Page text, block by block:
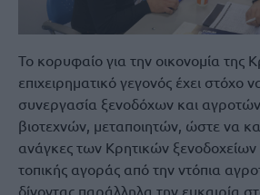
Το κορυφαίο για την οικονομία της
επιχειρηματικό γεγονός έχει στόχο
συνεργασία ξενοδόχων και
βιοτεχνών, μεταποιητών, ώστε να
ανάγκες των Κρητικών ξενοδοχείων
τοπικής αγοράς από την ντόπια
δίνοντας παράλληλα την ευκαιρία